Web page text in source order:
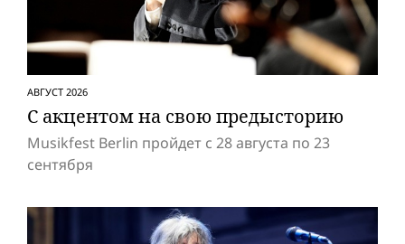
АВГУСТ 2026
С акцентом на свою предысторию
Musikfest Berlin пройдет с 28 августа по 23
сентября